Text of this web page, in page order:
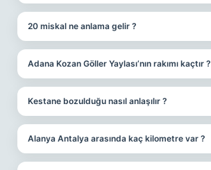
20 miskal ne anlama gelir ?
Adana Kozan Göller Yaylası’nın rakımı kaçtır ?
Kestane bozulduğu nasıl anlaşılır ?
Alanya Antalya arasında kaç kilometre var ?